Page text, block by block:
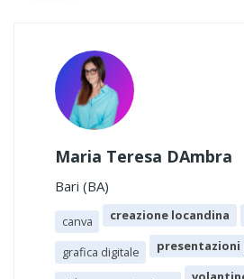
Maria Teresa DAmbra
Bari (BA)
canva creazione locandina
grafica digitale